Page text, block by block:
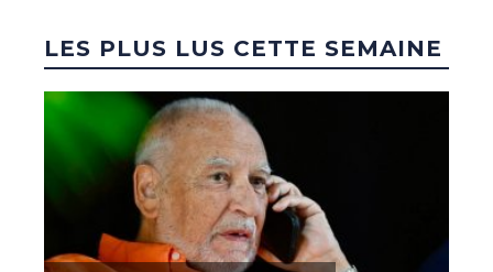
LES PLUS LUS CETTE SEMAINE